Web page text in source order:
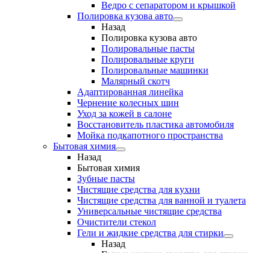
Ведро с сепаратором и крышкой
Полировка кузова авто
Назад
Полировка кузова авто
Полировальные пасты
Полировальные круги
Полировальные машинки
Малярный cкотч
Адаптированная линейка
Чернение колесных шин
Уход за кожей в салоне
Восстановитель пластика автомобиля
Мойка подкапотного пространства
Бытовая химия
Назад
Бытовая химия
Зубные пасты
Чистящие средства для кухни
Чистящие средства для ванной и туалета
Универсальные чистящие средства
Очистители стекол
Гели и жидкие средства для стирки
Назад